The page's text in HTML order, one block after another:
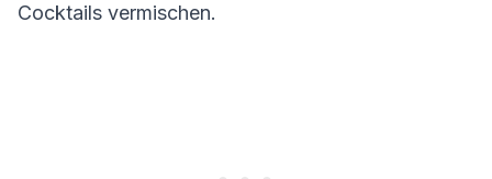
Cocktails vermischen.